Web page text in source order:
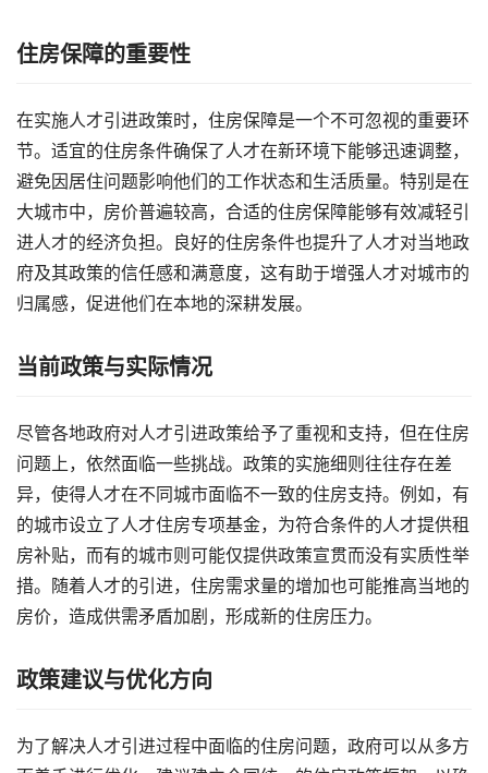
住房保障的重要性
在实施人才引进政策时，住房保障是一个不可忽视的重要环
节。适宜的住房条件确保了人才在新环境下能够迅速调整，
避免因居住问题影响他们的工作状态和生活质量。特别是在
大城市中，房价普遍较高，合适的住房保障能够有效减轻引
进人才的经济负担。良好的住房条件也提升了人才对当地政
府及其政策的信任感和满意度，这有助于增强人才对城市的
归属感，促进他们在本地的深耕发展。
当前政策与实际情况
尽管各地政府对人才引进政策给予了重视和支持，但在住房
问题上，依然面临一些挑战。政策的实施细则往往存在差
异，使得人才在不同城市面临不一致的住房支持。例如，有
的城市设立了人才住房专项基金，为符合条件的人才提供租
房补贴，而有的城市则可能仅提供政策宣贯而没有实质性举
措。随着人才的引进，住房需求量的增加也可能推高当地的
房价，造成供需矛盾加剧，形成新的住房压力。
政策建议与优化方向
为了解决人才引进过程中面临的住房问题，政府可以从多方